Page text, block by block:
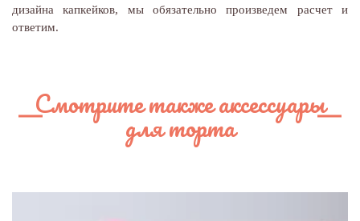
дизайна капкейков, мы обязательно произведем расчет и
ответим.
Смотрите также аксессуары
для торта